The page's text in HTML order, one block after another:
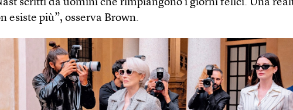
scritti da uomini che rimpiangono i giorni felici. Una
esiste più”, osserva Brown.